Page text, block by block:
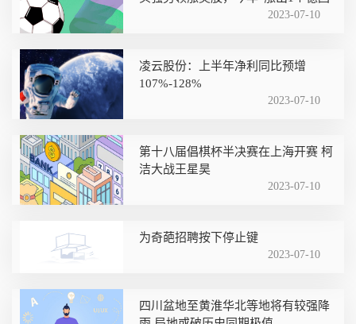
2023-07-10
凌云股份：上半年净利同比预增
107%-128%
2023-07-10
第十八届倡棋杯半决赛在上海开赛 柯
洁大战王星昊
2023-07-10
为奇葩招聘按下停止键
2023-07-10
四川盆地至黄淮华北等地将有较强降